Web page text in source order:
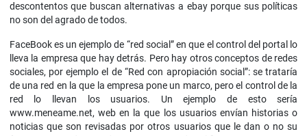
descontentos que buscan alternativas a ebay porque sus políticas
no son del agrado de todos.
FaceBook es un ejemplo de “red social” en que el control del portal lo
lleva la empresa que hay detrás. Pero hay otros conceptos de redes
sociales, por ejemplo el de “Red con apropiación social”: se trataría
de una red en la que la empresa pone un marco, pero el control de la
red lo llevan los usuarios. Un ejemplo de esto sería
www.meneame.net, web en la que los usuarios envían historias o
noticias que son revisadas por otros usuarios que le dan o no su